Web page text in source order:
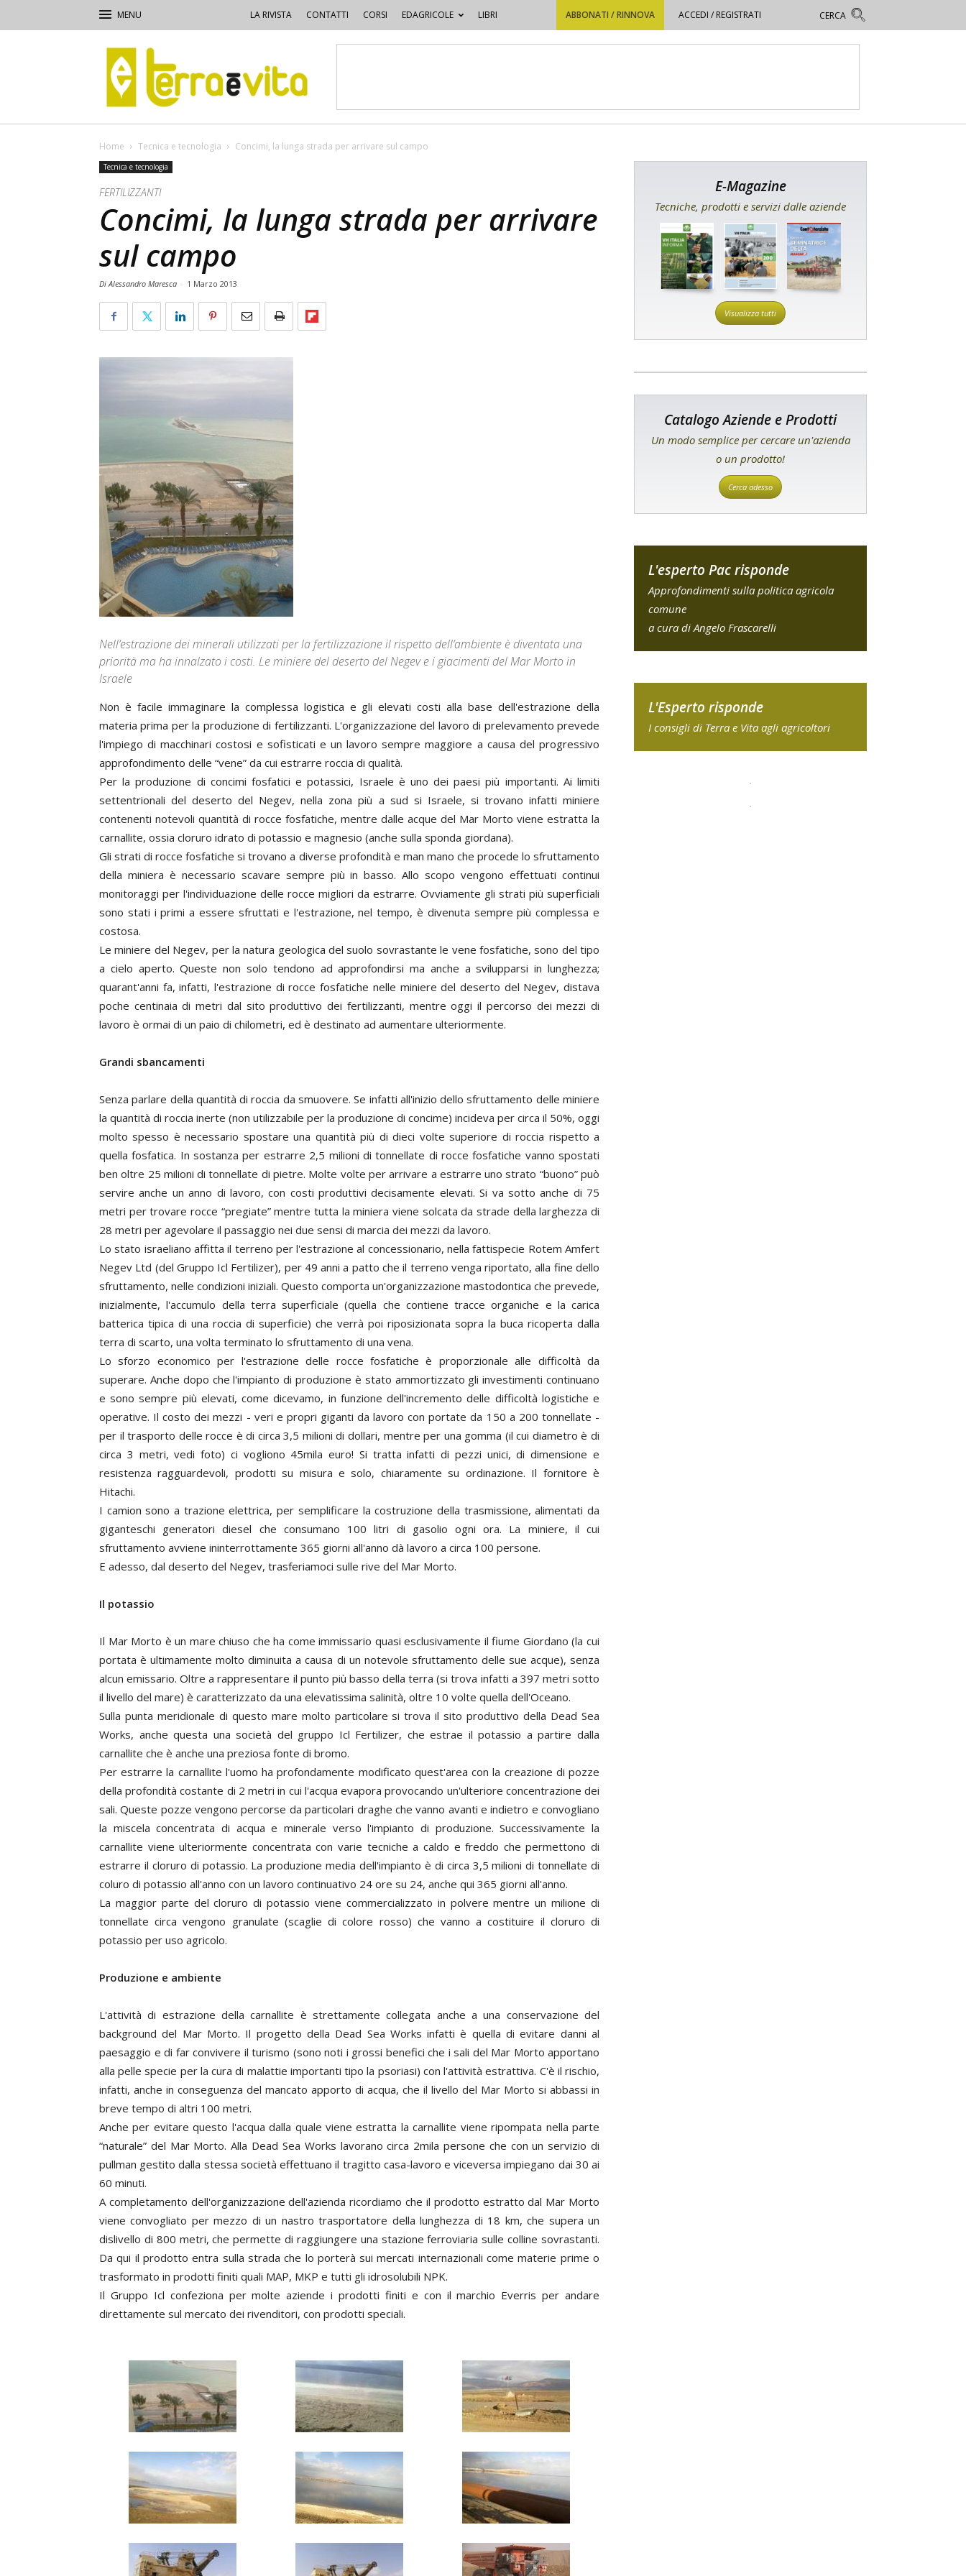
LA RIVISTA CONTATTI CORSI EDAGRICOLE LIBRI ABBONATI / RINNOVA ACCEDI / REGISTRATI
Terra
e
Vita
Home Tecnica e tecnologia Concimi, la lunga strada per arrivare sul campo
Tecnica e tecnologia
FERTILIZZANTI
Concimi, la lunga strada per arrivare
sul campo
Di Alessandro Maresca - 1 Marzo 2013
Nell’estrazione dei minerali utilizzati per la fertilizzazione il rispetto dell’ambiente è diventata una
priorità ma ha innalzato i costi. Le miniere del deserto del Negev e i giacimenti del Mar Morto in
Israele
Non è facile immaginare la complessa logistica e gli elevati costi alla base dell'estrazione della
materia prima per la produzione di fertilizzanti. L'organizzazione del lavoro di prelevamento prevede
l'impiego di macchinari costosi e sofisticati e un lavoro sempre maggiore a causa del progressivo
approfondimento delle “vene” da cui estrarre roccia di qualità.
Per la produzione di concimi fosfatici e potassici, Israele è uno dei paesi più importanti. Ai limiti
settentrionali del deserto del Negev, nella zona più a sud si Israele, si trovano infatti miniere
contenenti notevoli quantità di rocce fosfatiche, mentre dalle acque del Mar Morto viene estratta la
carnallite, ossia cloruro idrato di potassio e magnesio (anche sulla sponda giordana).
Gli strati di rocce fosfatiche si trovano a diverse profondità e man mano che procede lo sfruttamento
della miniera è necessario scavare sempre più in basso. Allo scopo vengono effettuati continui
monitoraggi per l'individuazione delle rocce migliori da estrarre. Ovviamente gli strati più superficiali
sono stati i primi a essere sfruttati e l'estrazione, nel tempo, è divenuta sempre più complessa e
costosa.
Le miniere del Negev, per la natura geologica del suolo sovrastante le vene fosfatiche, sono del tipo
a cielo aperto. Queste non solo tendono ad approfondirsi ma anche a svilupparsi in lunghezza;
quarant'anni fa, infatti, l'estrazione di rocce fosfatiche nelle miniere del deserto del Negev, distava
poche centinaia di metri dal sito produttivo dei fertilizzanti, mentre oggi il percorso dei mezzi di
lavoro è ormai di un paio di chilometri, ed è destinato ad aumentare ulteriormente.
Grandi sbancamenti
Senza parlare della quantità di roccia da smuovere. Se infatti all'inizio dello sfruttamento delle miniere
la quantità di roccia inerte (non utilizzabile per la produzione di concime) incideva per circa il 50%, oggi
molto spesso è necessario spostare una quantità più di dieci volte superiore di roccia rispetto a
quella fosfatica. In sostanza per estrarre 2,5 milioni di tonnellate di rocce fosfatiche vanno spostati
ben oltre 25 milioni di tonnellate di pietre. Molte volte per arrivare a estrarre uno strato “buono” può
servire anche un anno di lavoro, con costi produttivi decisamente elevati. Si va sotto anche di 75
metri per trovare rocce “pregiate” mentre tutta la miniera viene solcata da strade della larghezza di
28 metri per agevolare il passaggio nei due sensi di marcia dei mezzi da lavoro.
Lo stato israeliano affitta il terreno per l'estrazione al concessionario, nella fattispecie Rotem Amfert
Negev Ltd (del Gruppo Icl Fertilizer), per 49 anni a patto che il terreno venga riportato, alla fine dello
sfruttamento, nelle condizioni iniziali. Questo comporta un'organizzazione mastodontica che prevede,
inizialmente, l'accumulo della terra superficiale (quella che contiene tracce organiche e la carica
batterica tipica di una roccia di superficie) che verrà poi riposizionata sopra la buca ricoperta dalla
terra di scarto, una volta terminato lo sfruttamento di una vena.
Lo sforzo economico per l'estrazione delle rocce fosfatiche è proporzionale alle difficoltà da
superare. Anche dopo che l'impianto di produzione è stato ammortizzato gli investimenti continuano
e sono sempre più elevati, come dicevamo, in funzione dell'incremento delle difficoltà logistiche e
operative. Il costo dei mezzi - veri e propri giganti da lavoro con portate da 150 a 200 tonnellate -
per il trasporto delle rocce è di circa 3,5 milioni di dollari, mentre per una gomma (il cui diametro è di
circa 3 metri, vedi foto) ci vogliono 45mila euro! Si tratta infatti di pezzi unici, di dimensione e
resistenza ragguardevoli, prodotti su misura e solo, chiaramente su ordinazione. Il fornitore è
Hitachi.
I camion sono a trazione elettrica, per semplificare la costruzione della trasmissione, alimentati da
giganteschi generatori diesel che consumano 100 litri di gasolio ogni ora. La miniere, il cui
sfruttamento avviene ininterrottamente 365 giorni all'anno dà lavoro a circa 100 persone.
E adesso, dal deserto del Negev, trasferiamoci sulle rive del Mar Morto.
Il potassio
Il Mar Morto è un mare chiuso che ha come immissario quasi esclusivamente il fiume Giordano (la cui
portata è ultimamente molto diminuita a causa di un notevole sfruttamento delle sue acque), senza
alcun emissario. Oltre a rappresentare il punto più basso della terra (si trova infatti a 397 metri sotto
il livello del mare) è caratterizzato da una elevatissima salinità, oltre 10 volte quella dell'Oceano.
Sulla punta meridionale di questo mare molto particolare si trova il sito produttivo della Dead Sea
Works, anche questa una società del gruppo Icl Fertilizer, che estrae il potassio a partire dalla
carnallite che è anche una preziosa fonte di bromo.
Per estrarre la carnallite l'uomo ha profondamente modificato quest'area con la creazione di pozze
della profondità costante di 2 metri in cui l'acqua evapora provocando un'ulteriore concentrazione dei
sali. Queste pozze vengono percorse da particolari draghe che vanno avanti e indietro e convogliano
la miscela concentrata di acqua e minerale verso l'impianto di produzione. Successivamente la
carnallite viene ulteriormente concentrata con varie tecniche a caldo e freddo che permettono di
estrarre il cloruro di potassio. La produzione media dell'impianto è di circa 3,5 milioni di tonnellate di
coluro di potassio all'anno con un lavoro continuativo 24 ore su 24, anche qui 365 giorni all'anno.
La maggior parte del cloruro di potassio viene commercializzato in polvere mentre un milione di
tonnellate circa vengono granulate (scaglie di colore rosso) che vanno a costituire il cloruro di
potassio per uso agricolo.
Produzione e ambiente
L'attività di estrazione della carnallite è strettamente collegata anche a una conservazione del
background del Mar Morto. Il progetto della Dead Sea Works infatti è quella di evitare danni al
paesaggio e di far convivere il turismo (sono noti i grossi benefici che i sali del Mar Morto apportano
alla pelle specie per la cura di malattie importanti tipo la psoriasi) con l'attività estrattiva. C'è il rischio,
infatti, anche in conseguenza del mancato apporto di acqua, che il livello del Mar Morto si abbassi in
breve tempo di altri 100 metri.
Anche per evitare questo l'acqua dalla quale viene estratta la carnallite viene ripompata nella parte
“naturale” del Mar Morto. Alla Dead Sea Works lavorano circa 2mila persone che con un servizio di
pullman gestito dalla stessa società effettuano il tragitto casa-lavoro e viceversa impiegano dai 30 ai
60 minuti.
A completamento dell'organizzazione dell'azienda ricordiamo che il prodotto estratto dal Mar Morto
viene convogliato per mezzo di un nastro trasportatore della lunghezza di 18 km, che supera un
dislivello di 800 metri, che permette di raggiungere una stazione ferroviaria sulle colline sovrastanti.
Da qui il prodotto entra sulla strada che lo porterà sui mercati internazionali come materie prime o
trasformato in prodotti finiti quali MAP, MKP e tutti gli idrosolubili NPK.
Il Gruppo Icl confeziona per molte aziende i prodotti finiti e con il marchio Everris per andare
direttamente sul mercato dei rivenditori, con prodotti speciali.
E-Magazine
Tecniche, prodotti e servizi dalle aziende
Visualizza tutti
Catalogo Aziende e Prodotti
Un modo semplice per cercare un'azienda
o un prodotto!
Cerca adesso
L'esperto Pac risponde
Approfondimenti sulla politica agricola
comune
a cura di Angelo Frascarelli
L'Esperto risponde
I consigli di Terra e Vita agli agricoltori